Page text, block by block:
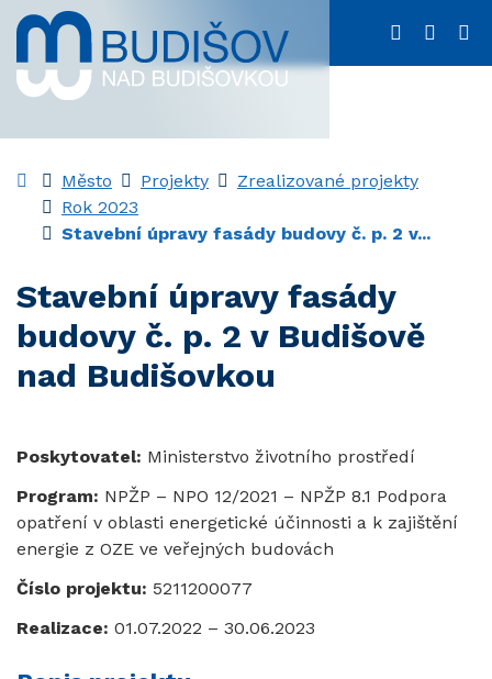
Rovnou na obsah
Menu
556 312
Úvodní stránka
Město Projekty
Zrealizované projekty
Rok 2023
Stavební úpravy fasády budovy č. p. 2 v...
Stavební úpravy fasády
budovy č. p. 2 v Budišově
nad Budišovkou
Poskytovatel: Ministerstvo životního prostředí
Program: NPŽP – NPO 12/2021 – NPŽP 8.1 Podpora
opatření v oblasti energetické účinnosti a k zajištění
energie z OZE ve veřejných budovách
Číslo projektu: 5211200077
Realizace: 01.07.2022 – 30.06.2023